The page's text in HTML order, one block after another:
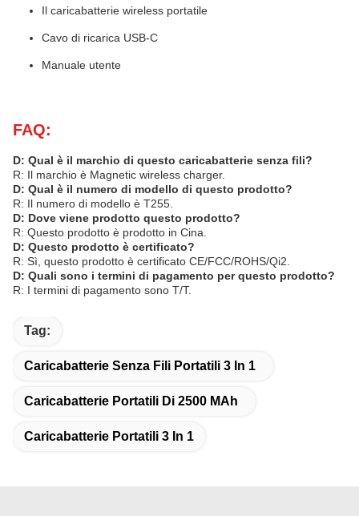
Il caricabatterie wireless portatile
Cavo di ricarica USB-C
Manuale utente
FAQ:
D: Qual è il marchio di questo caricabatterie senza fili?
R: Il marchio è Magnetic wireless charger.
D: Qual è il numero di modello di questo prodotto?
R: Il numero di modello è T255.
D: Dove viene prodotto questo prodotto?
R: Questo prodotto è prodotto in Cina.
D: Questo prodotto è certificato?
R: Sì, questo prodotto è certificato CE/FCC/ROHS/Qi2.
D: Quali sono i termini di pagamento per questo prodotto?
R: I termini di pagamento sono T/T.
Tag:
Caricabatterie Senza Fili Portatili 3 In 1
Caricabatterie Portatili Di 2500 MAh
Caricabatterie Portatili 3 In 1